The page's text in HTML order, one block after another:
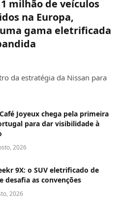
milhão de veículos
na Europa,
gama eletrificada
da estratégia da Nissan para
Joyeux chega pela primeira
para dar visibilidade à
2026
9X: o SUV eletrificado de
desafia as convenções
2026